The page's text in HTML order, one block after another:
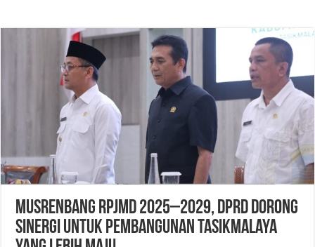
Musrenbang RPJMD 2025–2029, DPRD Dorong
Sinergi untuk Pembangunan Tasikmalaya